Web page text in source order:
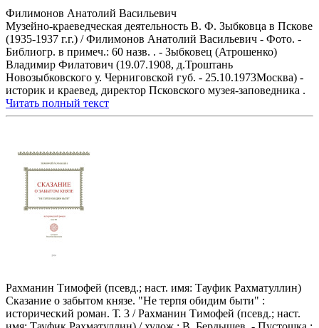
Филимонов Анатолий Васильевич
Музейно-краеведческая деятельность В. Ф. Зыбковца в Пскове
(1935-1937 г.г.) / Филимонов Анатолий Васильевич - Фото. -
Библиогр. в примеч.: 60 назв. . - Зыбковец (Атрошенко)
Владимир Филатович (19.07.1908, д.Троштань
Новозыбковского у. Черниговской губ. - 25.10.1973Москва) -
историк и краевед, директор Псковского музея-заповедника .
Читать полный текст
Рахманин Тимофей (псевд.; наст. имя: Тауфик Рахматуллин)
Сказание о забытом князе. "Не терпя обидим быти" :
исторический роман. Т. 3 / Рахманин Тимофей (псевд.; наст.